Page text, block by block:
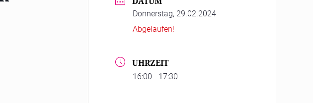
Donnerstag, 29.02.2024
Abgelaufen!
UHRZEIT
16:00 - 17:30